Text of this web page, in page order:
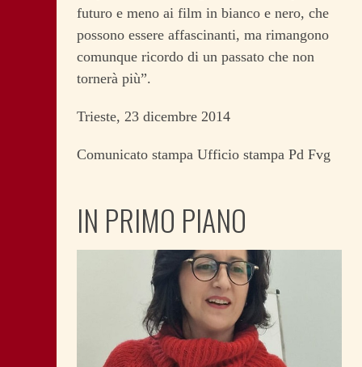
futuro e meno ai film in bianco e nero, che
possono essere affascinanti, ma rimangono
comunque ricordo di un passato che non
tornerà più”.
Trieste, 23 dicembre 2014
Comunicato stampa Ufficio stampa Pd Fvg
IN PRIMO PIANO